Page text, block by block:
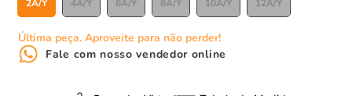
2A/Y 4A/Y 6A/Y 8A/Y 10A/Y 12A/Y
Última peça. Aproveite para não perder!
Fale com nosso vendedor online